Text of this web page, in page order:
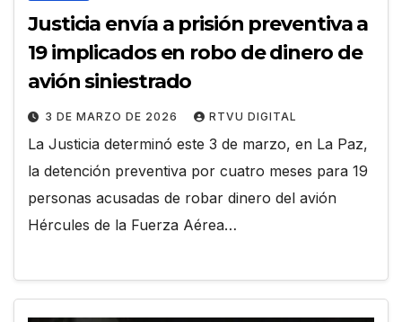
Justicia envía a prisión preventiva a
19 implicados en robo de dinero de
avión siniestrado
3 DE MARZO DE 2026 RTVU DIGITAL
La Justicia determinó este 3 de marzo, en La Paz,
la detención preventiva por cuatro meses para 19
personas acusadas de robar dinero del avión
Hércules de la Fuerza Aérea…